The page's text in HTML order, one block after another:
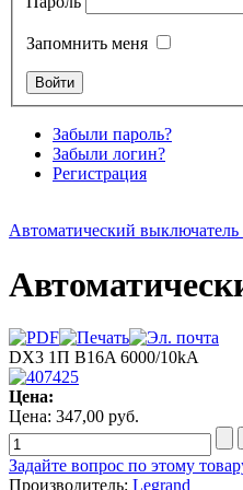
Запомнить меня
Забыли пароль?
Забыли логин?
Регистрация
Автоматический
DX3 1П B16A 6000/10kA
Цена:
Цена: 347,00 руб.
Задайте вопрос по этому
Производитель: Legrand